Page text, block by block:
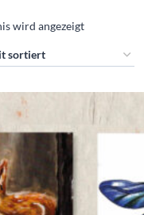
wird angezeigt